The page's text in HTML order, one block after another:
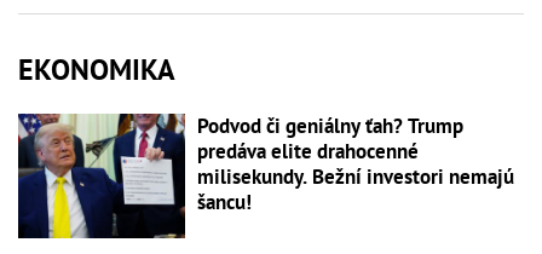
EKONOMIKA
Podvod či geniálny ťah? Trump
predáva elite drahocenné
milisekundy. Bežní investori nemajú
šancu!